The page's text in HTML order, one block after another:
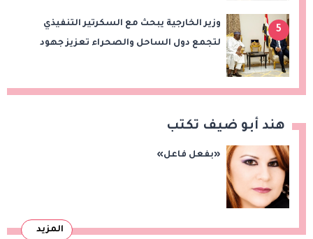
5
وزير الخارجية يبحث مع السكرتير التنفيذي
لتجمع دول الساحل والصحراء تعزيز جهود
هند أبو ضيف تكتب
«بفعل فاعل»
المزيد